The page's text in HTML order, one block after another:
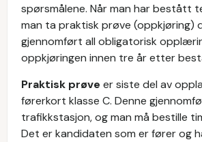
spørsmålene. Når man har bestått
man ta praktisk prøve (oppkjøring)
gjennomført all obligatorisk
oppkjøringen innen tre år etter
Praktisk prøve er siste del av
førerkort klasse C. Denne
trafikkstasjon, og man må bestille
Det er kandidaten som er fører og